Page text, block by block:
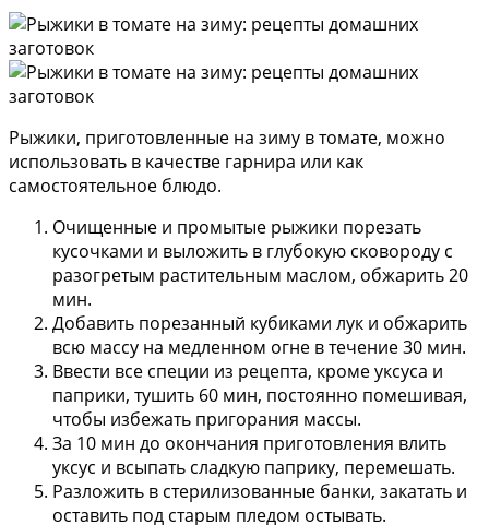
Рыжики, приготовленные на зиму в томате, можно
использовать в качестве гарнира или как
самостоятельное блюдо.
Очищенные и промытые рыжики порезать
кусочками и выложить в глубокую сковороду с
разогретым растительным маслом, обжарить 20
мин.
Добавить порезанный кубиками лук и обжарить
всю массу на медленном огне в течение 30 мин.
Ввести все специи из рецепта, кроме уксуса и
паприки, тушить 60 мин, постоянно помешивая,
чтобы избежать пригорания массы.
За 10 мин до окончания приготовления влить
уксус и всыпать сладкую паприку, перемешать.
Разложить в стерилизованные банки, закатать и
оставить под старым пледом остывать.